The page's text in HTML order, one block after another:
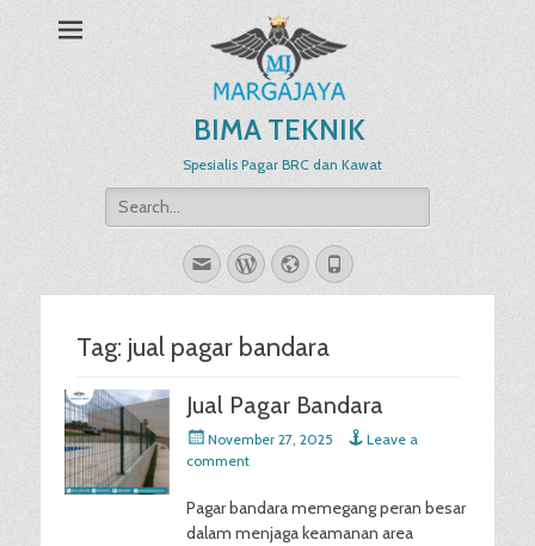
BIMA TEKNIK
Spesialis Pagar BRC dan Kawat
Search
for:
EmailWordPress
WebsitePhone
Tag: jual pagar bandara
Jual Pagar Bandara
Posted
on
November 27, 2025
Leave a
comment
Pagar bandara memegang peran besar
dalam menjaga keamanan area